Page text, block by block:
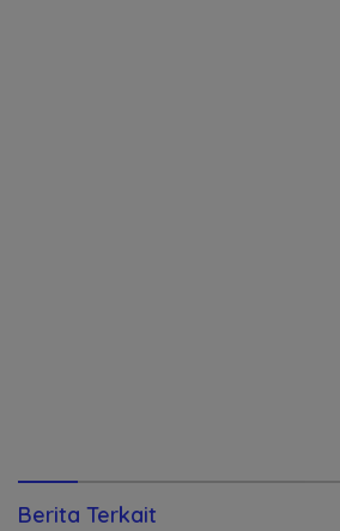
Berita Terkait